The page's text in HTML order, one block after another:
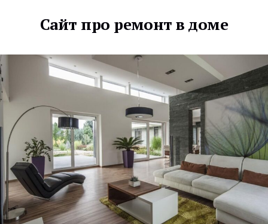
Сайт про ремонт в доме